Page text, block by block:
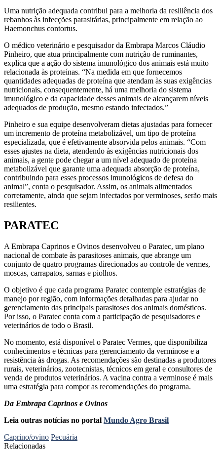
Uma nutrição adequada contribui para a melhoria da resiliência dos
rebanhos às infecções parasitárias, principalmente em relação ao
Haemonchus contortus.
O médico veterinário e pesquisador da Embrapa Marcos Cláudio
Pinheiro, que atua principalmente com nutrição de ruminantes,
explica que a ação do sistema imunológico dos animais está muito
relacionada às proteínas. “Na medida em que fornecemos
quantidades adequadas de proteína que atendam às suas exigências
nutricionais, consequentemente, há uma melhoria do sistema
imunológico e da capacidade desses animais de alcançarem níveis
adequados de produção, mesmo estando infectados.”
Pinheiro e sua equipe desenvolveram dietas ajustadas para fornecer
um incremento de proteína metabolizável, um tipo de proteína
especializada, que é efetivamente absorvida pelos animais. “Com
esses ajustes na dieta, atendendo às exigências nutricionais dos
animais, a gente pode chegar a um nível adequado de proteína
metabolizável que garante uma adequada absorção de proteína,
contribuindo para esses processos imunológicos de defesa do
animal”, conta o pesquisador. Assim, os animais alimentados
corretamente, ainda que sejam infectados por verminoses, serão mais
resilientes.
PARATEC
A Embrapa Caprinos e Ovinos desenvolveu o Paratec, um plano
nacional de combate às parasitoses animais, que abrange um
conjunto de quatro programas direcionados ao controle de vermes,
moscas, carrapatos, sarnas e piolhos.
O objetivo é que cada programa Paratec contemple estratégias de
manejo por região, com informações detalhadas para ajudar no
gerenciamento das principais parasitoses dos animais domésticos.
Por isso, o Paratec conta com a participação de pesquisadores e
veterinários de todo o Brasil.
No momento, está disponível o Paratec Vermes, que disponibiliza
conhecimentos e técnicas para gerenciamento da verminose e a
resistência às drogas. As recomendações são destinadas a produtores
rurais, veterinários, zootecnistas, técnicos em geral e consultores de
venda de produtos veterinários. A vacina contra a verminose é mais
uma estratégia para compor as recomendações do programa.
Da Embrapa Caprinos e Ovinos
Leia outras notícias no portal Mundo Agro Brasil
Caprino/ovino Pecuária
Relacionadas